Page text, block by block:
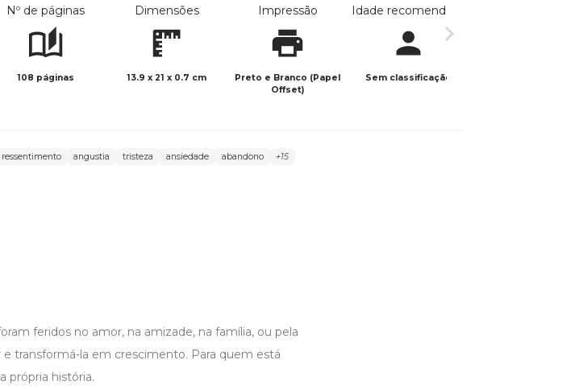
Nº de páginas
108 páginas
Dimensões
13.9 x 21 x 0.7 cm
Impressão
Preto e Branco (Papel
Offset)
Idade recomendada
Sem classificação
ressentimento angustia tristeza ansiedade abandono +15
feridos no amor, na amizade, na família, ou pela
transformá-la em crescimento. Para quem está
própria história.